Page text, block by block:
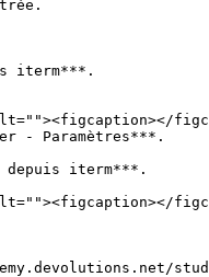
iterm***.
- Paramètres***.
depuis iterm***.